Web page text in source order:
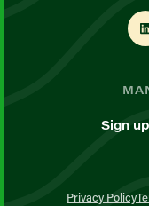
Sign
Privacy Policy